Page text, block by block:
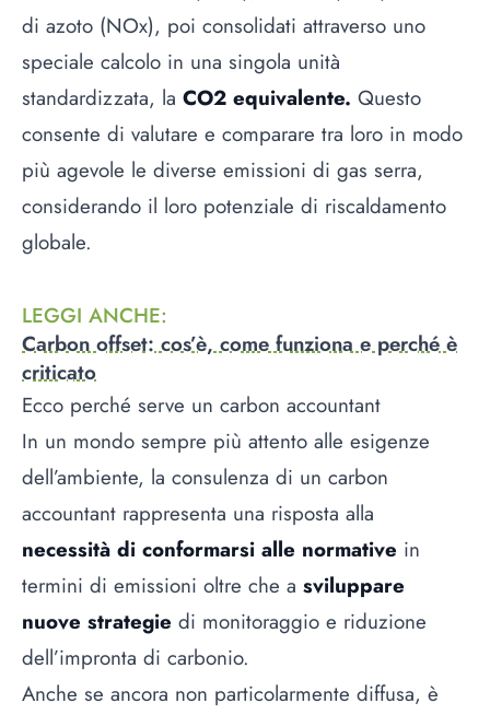
di azoto (NOx), poi consolidati attraverso uno
speciale calcolo in una singola unità
standardizzata, la CO2 equivalente. Questo
consente di valutare e comparare tra loro in modo
più agevole le diverse emissioni di gas serra,
considerando il loro potenziale di riscaldamento
globale.
LEGGI ANCHE:
Carbon offset: cos’è, come funziona e perché è
criticato
Ecco perché serve un carbon accountant
In un mondo sempre più attento alle esigenze
dell’ambiente, la consulenza di un carbon
accountant rappresenta una risposta alla
necessità di conformarsi alle normative in
termini di emissioni oltre che a sviluppare
nuove strategie di monitoraggio e riduzione
dell’impronta di carbonio.
Anche se ancora non particolarmente diffusa, è